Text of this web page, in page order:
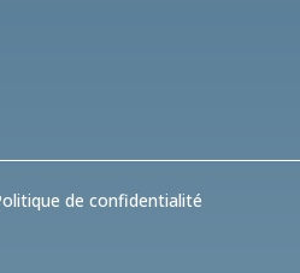
de confidentialité